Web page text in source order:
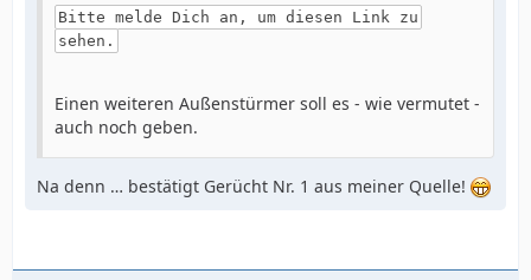
Bitte melde Dich an, um diesen Link zu
sehen.
Einen weiteren Außenstürmer soll es - wie vermutet -
auch noch geben.
Na denn … bestätigt Gerücht Nr. 1 aus meiner Quelle!